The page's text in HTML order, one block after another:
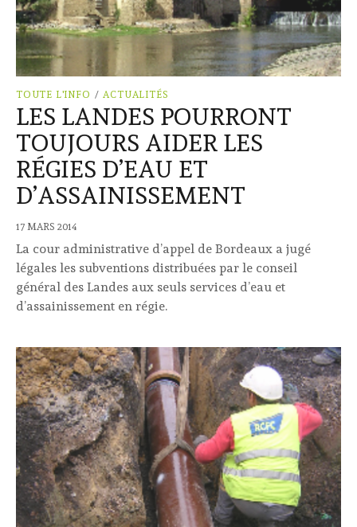
TOUTE L'INFO / ACTUALITÉS
LES LANDES POURRONT
TOUJOURS AIDER LES
RÉGIES D’EAU ET
D’ASSAINISSEMENT
17 MARS 2014
La cour administrative d’appel de Bordeaux a jugé
légales les subventions distribuées par le conseil
général des Landes aux seuls services d’eau et
d’assainissement en régie.